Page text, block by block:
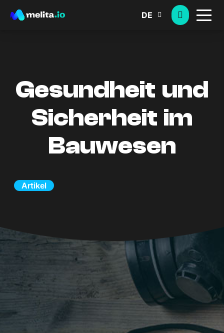
DE
Gesundheit und
Sicherheit im
Bauwesen
Artikel